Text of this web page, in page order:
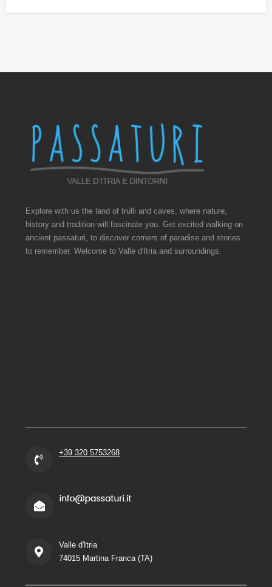
Explore with us the land of trulli and caves, where nature,
history and tradition will fascinate you. Get excited walking on
ancient passaturi, to discover corners of paradise and stories
to remember. Welcome to Valle d'Itria and surroundings.
+39 320 5753268
Valle d'Itria
74015 Martina Franca (TA)